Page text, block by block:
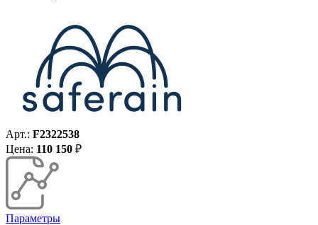
Арт.: F2322538
Цена: 110 150 ₽
Параметры